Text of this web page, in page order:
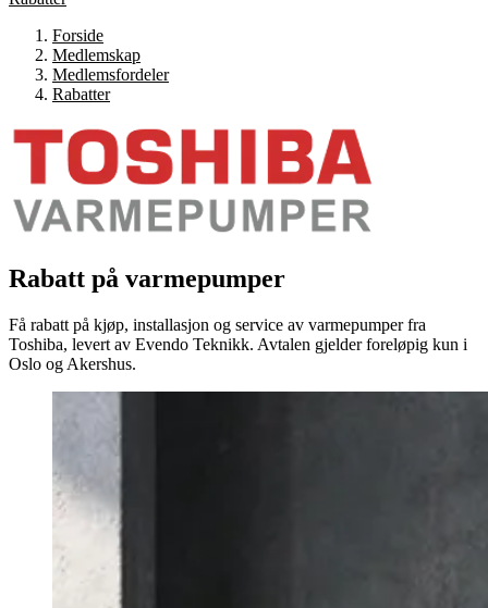
Forside
Medlemskap
Medlemsfordeler
Rabatter
Rabatt på varmepumper
Få rabatt på kjøp, installasjon og service av varmepumper fra
Toshiba, levert av Evendo Teknikk. Avtalen gjelder foreløpig kun i
Oslo og Akershus.